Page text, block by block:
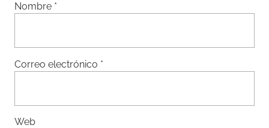
Nombre *
Correo electrónico *
Web